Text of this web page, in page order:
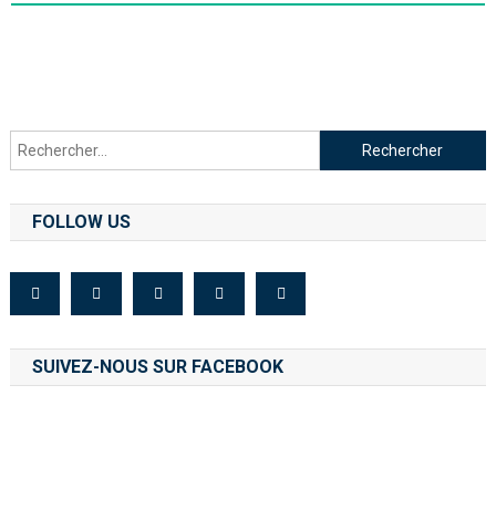
FOLLOW US
SUIVEZ-NOUS SUR FACEBOOK